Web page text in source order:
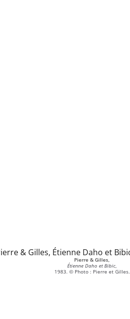
Pierre & Gilles,
Étienne Daho et Bibic,
1983. © Photo : Pierre et Gilles.